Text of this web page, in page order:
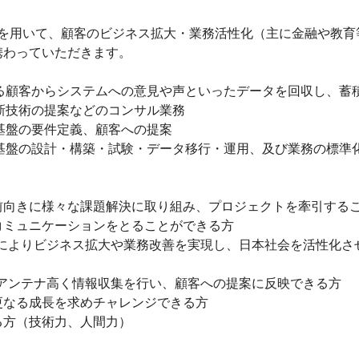
用いて、顧客のビジネス拡大・業務活性化（主に金融や教
っていただきます。
客からシステムへの意見や声といったデータを回収し、蓄
術の提案などのコンサル業務
の要件定義、顧客への提案
の設計・構築・試験・データ移行・運用、及び業務の標準
きに様々な課題解決に取り組み、プロジェクトを牽引する
ュニケーションをとることができる方
りビジネス拡大や業務改善を実現し、日本社会を活性化
テナ高く情報収集を行い、顧客への提案に反映できる方
る成長を求めチャレンジできる方
（技術力、人間力）